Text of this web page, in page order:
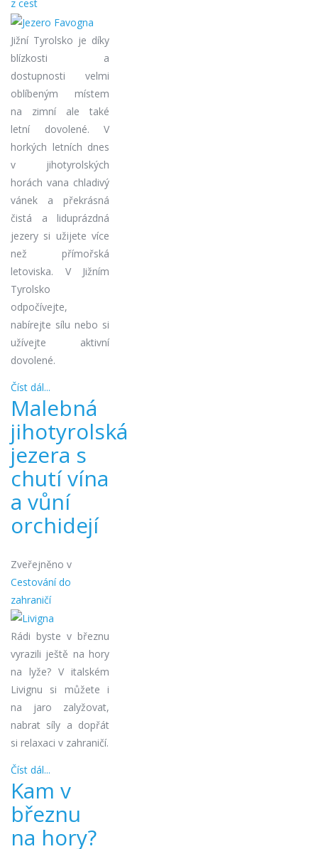
z cest
Jižní Tyrolsko je díky
blízkosti a
dostupnosti velmi
oblíbeným místem
na zimní ale také
letní dovolené. V
horkých letních dnes
v jihotyrolských
horách vana chladivý
vánek a překrásná
čistá a liduprázdná
jezery si užijete více
než přímořská
letoviska. V Jižním
Tyrolsko
odpočívejte,
nabírejte sílu nebo si
užívejte aktivní
dovolené.
Číst dál...
Malebná
jihotyrolská
jezera s
chutí vína
a vůní
orchidejí
Zveřejněno v
Cestování do
zahraničí
Rádi byste v březnu
vyrazili ještě na hory
na lyže? V italském
Livignu si můžete i
na jaro zalyžovat,
nabrat síly a dopřát
si relaxaci v zahraničí.
Číst dál...
Kam v
březnu
na hory?